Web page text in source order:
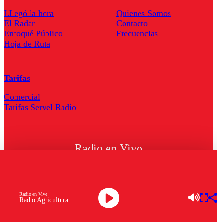
Radio Agricultura
Radio en Vivo
LLegó la hora
El Radar
Enfoqué Público
Hoja de Ruta
Quienes Somos
Contacto
Frecuencias
Tarifas
Comercial
Tarifas Servel Radio
Radio en Vivo